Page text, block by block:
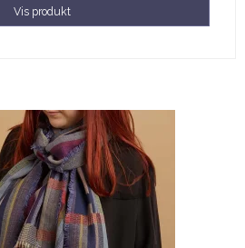
Vis produkt